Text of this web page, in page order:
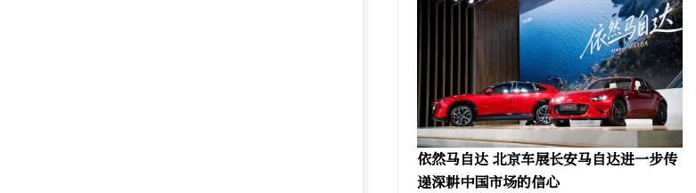
依然马自达 北京车展长安马自达进一步传
递深耕中国市场的信心